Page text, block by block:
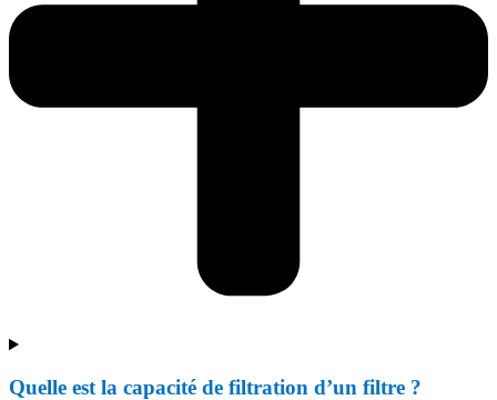
Quelle est la capacité de filtration d’un filtre ?